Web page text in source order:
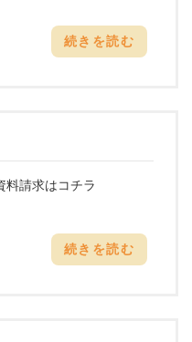
続きを読む
料請求はコチラ
続きを読む